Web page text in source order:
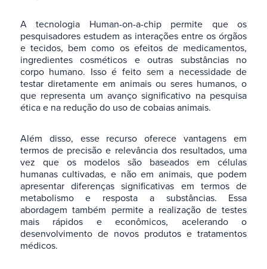
A tecnologia Human-on-a-chip permite que os
pesquisadores estudem as interações entre os órgãos
e tecidos, bem como os efeitos de medicamentos,
ingredientes cosméticos e outras substâncias no
corpo humano. Isso é feito sem a necessidade de
testar diretamente em animais ou seres humanos, o
que representa um avanço significativo na pesquisa
ética e na redução do uso de cobaias animais.
Além disso, esse recurso oferece vantagens em
termos de precisão e relevância dos resultados, uma
vez que os modelos são baseados em células
humanas cultivadas, e não em animais, que podem
apresentar diferenças significativas em termos de
metabolismo e resposta a substâncias. Essa
abordagem também permite a realização de testes
mais rápidos e econômicos, acelerando o
desenvolvimento de novos produtos e tratamentos
médicos.